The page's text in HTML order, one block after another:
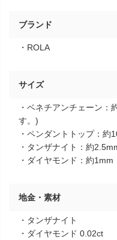
ブランド
・ROLA
サイズ
・ベネチアンチェーン：
す。)
・ペンダントトップ：約
・タンザナイト：約
・ダイヤモンド：約1mm
地金・素材
・タンザナイト
・ダイヤモンド 0.02ct